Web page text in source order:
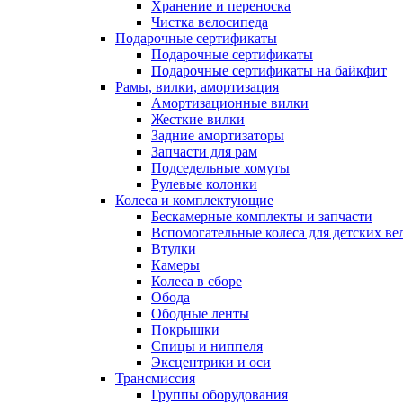
Хранение и переноска
Чистка велосипеда
Подарочные сертификаты
Подарочные сертификаты
Подарочные сертификаты на байкфит
Рамы, вилки, амортизация
Амортизационные вилки
Жесткие вилки
Задние амортизаторы
Запчасти для рам
Подседельные хомуты
Рулевые колонки
Колеса и комплектующие
Бескамерные комплекты и запчасти
Вспомогательные колеса для детских
Втулки
Камеры
Колеса в сборе
Обода
Ободные ленты
Покрышки
Спицы и ниппеля
Эксцентрики и оси
Трансмиссия
Группы оборудования